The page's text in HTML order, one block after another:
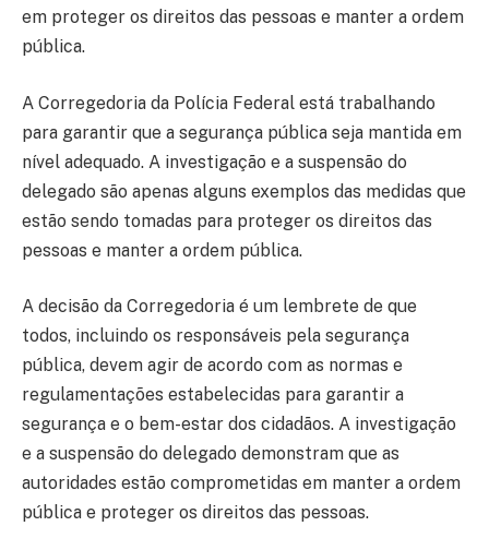
em proteger os direitos das pessoas e manter a ordem
pública.
A Corregedoria da Polícia Federal está trabalhando
para garantir que a segurança pública seja mantida em
nível adequado. A investigação e a suspensão do
delegado são apenas alguns exemplos das medidas que
estão sendo tomadas para proteger os direitos das
pessoas e manter a ordem pública.
A decisão da Corregedoria é um lembrete de que
todos, incluindo os responsáveis pela segurança
pública, devem agir de acordo com as normas e
regulamentações estabelecidas para garantir a
segurança e o bem-estar dos cidadãos. A investigação
e a suspensão do delegado demonstram que as
autoridades estão comprometidas em manter a ordem
pública e proteger os direitos das pessoas.